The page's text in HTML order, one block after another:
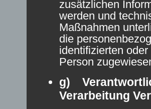
zusätzlichen
werden und
Maßnahmen
die
identifizierten
Person
g)
Verarbeitung